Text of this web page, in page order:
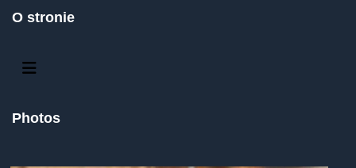
O stronie
Photos